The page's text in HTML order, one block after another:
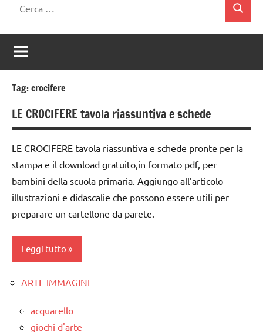
per:
Cerca
Tag:crocifere
LE CROCIFERE tavola riassuntiva e schede
LE CROCIFERE tavola riassuntiva e schede pronte per la
stampa e il download gratuito,in formato pdf, per
bambini della scuola primaria. Aggiungo all’articolo
illustrazioni e didascalie che possono essere utili per
preparare un cartellone da parete.
Leggi tutto
classe
ARTE IMMAGINE
acquarello
giochi d'arte